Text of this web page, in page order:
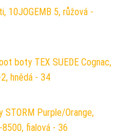
10JOGEMB 5, růžová -
boty TEX SUEDE Cognac,
hnědá - 34
Purple/Orange,
fialová - 36